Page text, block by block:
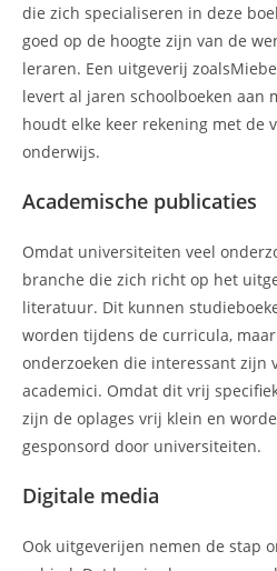
die zich specialiseren in deze
goed op de hoogte zijn van de
leraren. Een uitgeverij
levert al jaren schoolboeken aan
houdt elke keer rekening met de
onderwijs.
Academische publicaties
Omdat universiteiten veel
branche die zich richt op het
literatuur. Dit kunnen
worden tijdens de curricula,
onderzoeken die interessant zijn
academici. Omdat dit vrij
zijn de oplages vrij klein en
gesponsord door universiteiten.
Digitale media
Ook uitgeverijen nemen de stap